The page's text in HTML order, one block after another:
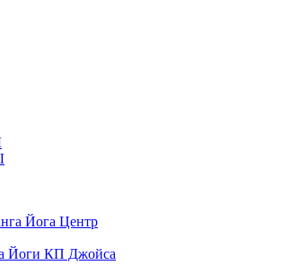
Йога Центр
Йоги КП Джойса